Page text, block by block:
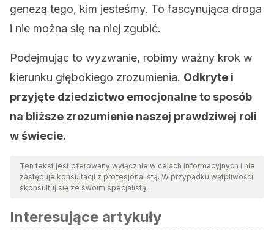
genezą tego, kim jesteśmy. To fascynująca droga
i nie można się na niej zgubić.
Podejmując to wyzwanie, robimy ważny krok w
kierunku głębokiego zrozumienia. Odkryte i
przyjęte dziedzictwo emocjonalne to sposób
na bliższe zrozumienie naszej prawdziwej roli
w świecie.
Ten tekst jest oferowany wyłącznie w celach informacyjnych i nie
zastępuje konsultacji z profesjonalistą. W przypadku wątpliwości
skonsultuj się ze swoim specjalistą.
Interesujące artykuły